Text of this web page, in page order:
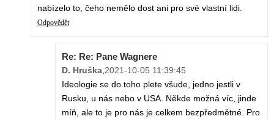
nabízelo to, čeho nemělo dost ani pro své vlastní lidi.
Odpovědět
Re: Re: Pane Wagnere
D. Hruška,2021-10-05 11:39:45
Ideologie se do toho plete všude, jedno jestli v
Rusku, u nás nebo v USA. Někde možná víc, jinde
míň, ale to je pro nás je celkem bezpředmětné. Pro